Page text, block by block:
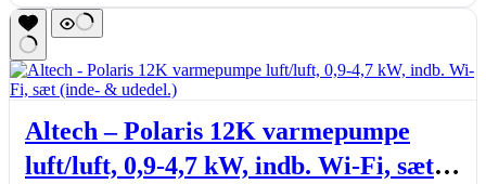
Altech – Polaris 12K varmepumpe
luft/luft, 0,9-4,7 kW, indb. Wi-Fi, sæt